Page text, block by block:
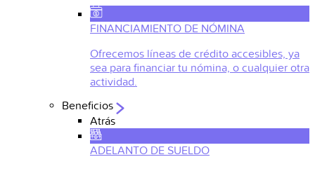
FINANCIAMIENTO DE NÓMINA
Ofrecemos líneas de crédito accesibles, ya
sea para financiar tu nómina, o cualquier otra
actividad.
Beneficios
Atrás
ADELANTO DE SUELDO